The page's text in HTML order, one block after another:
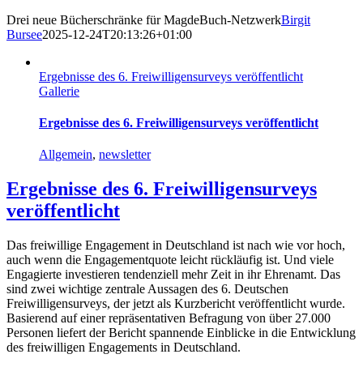
Drei neue Bücherschränke für MagdeBuch-NetzwerkBirgit
Bursee2025-12-24T20:13:26+01:00
Ergebnisse des 6. Freiwilligensurveys veröffentlicht
Gallerie
Ergebnisse des 6. Freiwilligensurveys veröffentlicht
Allgemein, newsletter
Ergebnisse des 6. Freiwilligensurveys
veröffentlicht
Das freiwillige Engagement in Deutschland ist nach wie vor hoch,
auch wenn die Engagementquote leicht rückläufig ist. Und viele
Engagierte investieren tendenziell mehr Zeit in ihr Ehrenamt. Das
sind zwei wichtige zentrale Aussagen des 6. Deutschen
Freiwilligensurveys, der jetzt als Kurzbericht veröffentlicht wurde.
Basierend auf einer repräsentativen Befragung von über 27.000
Personen liefert der Bericht spannende Einblicke in die Entwicklung
des freiwilligen Engagements in Deutschland.